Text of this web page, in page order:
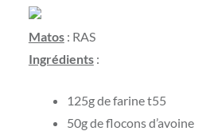
Matos: RAS
Ingrédients:
125g de farine t55
50g de flocons d’avoine